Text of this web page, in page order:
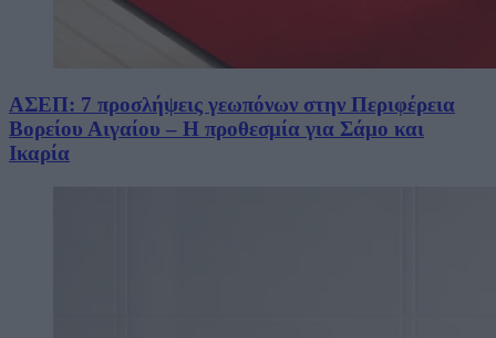
ΑΣΕΠ: 7 προσλήψεις γεωπόνων στην Περιφέρεια
Βορείου Αιγαίου – Η προθεσμία για Σάμο και
Ικαρία